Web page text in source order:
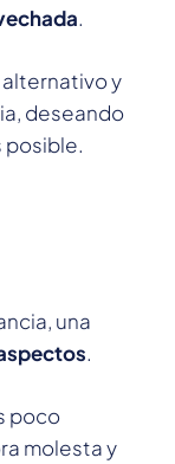
.
alternativo y
deseando
posible.
una
.
poco
molesta y